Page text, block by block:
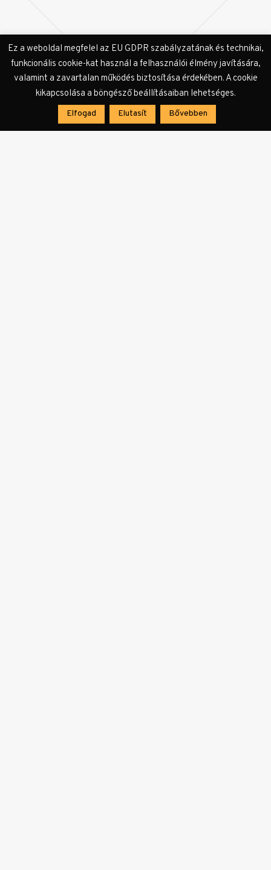
Címkék: Amok animáció animációs kisfilm Annecy
Annecy-i
Nemzetközi Animációs Filmfesztivál
díj fesztivál Turai Balázs
Ez a weboldal megfelel az EU GDPR szabályzatának és technikai,
funkcionális cookie-kat használ a felhasználói élmény javítására,
valamint a zavartalan működés biztosítása érdekében. A cookie
kikapcsolása a böngésző beállításaiban lehetséges.
Elfogad Elutasít Bővebben